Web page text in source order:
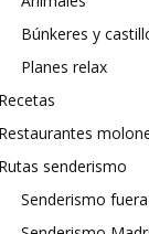
Búnkeres y
Planes relax
senderismo
Senderismo